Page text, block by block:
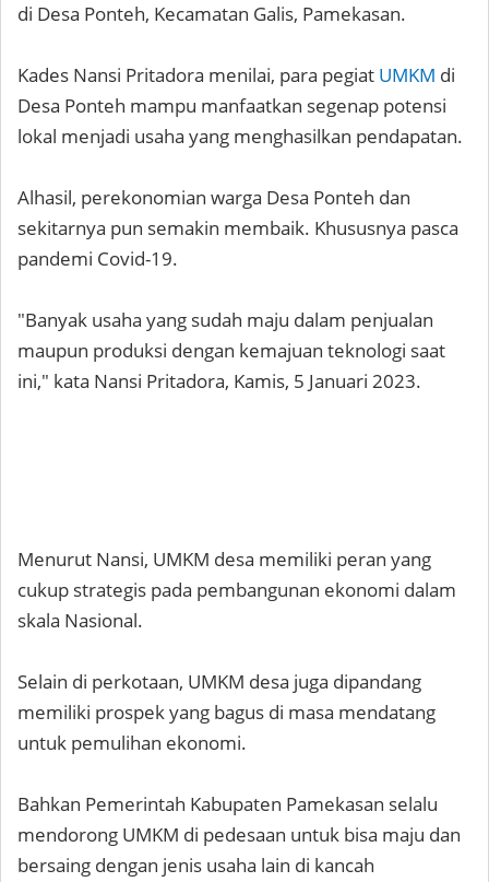
di Desa Ponteh, Kecamatan Galis, Pamekasan.
Kades Nansi Pritadora menilai, para pegiat UMKM di
Desa Ponteh mampu manfaatkan segenap potensi
lokal menjadi usaha yang menghasilkan pendapatan.
Alhasil, perekonomian warga Desa Ponteh dan
sekitarnya pun semakin membaik. Khususnya pasca
pandemi Covid-19.
"Banyak usaha yang sudah maju dalam penjualan
maupun produksi dengan kemajuan teknologi saat
ini," kata Nansi Pritadora, Kamis, 5 Januari 2023.
Menurut Nansi, UMKM desa memiliki peran yang
cukup strategis pada pembangunan ekonomi dalam
skala Nasional.
Selain di perkotaan, UMKM desa juga dipandang
memiliki prospek yang bagus di masa mendatang
untuk pemulihan ekonomi.
Bahkan Pemerintah Kabupaten Pamekasan selalu
mendorong UMKM di pedesaan untuk bisa maju dan
bersaing dengan jenis usaha lain di kancah